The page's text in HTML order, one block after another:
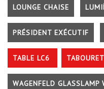
LOUNGE CHAISE
PRÉSIDENT EXÉCUTIF
TABLE LC6
WAGENFELD